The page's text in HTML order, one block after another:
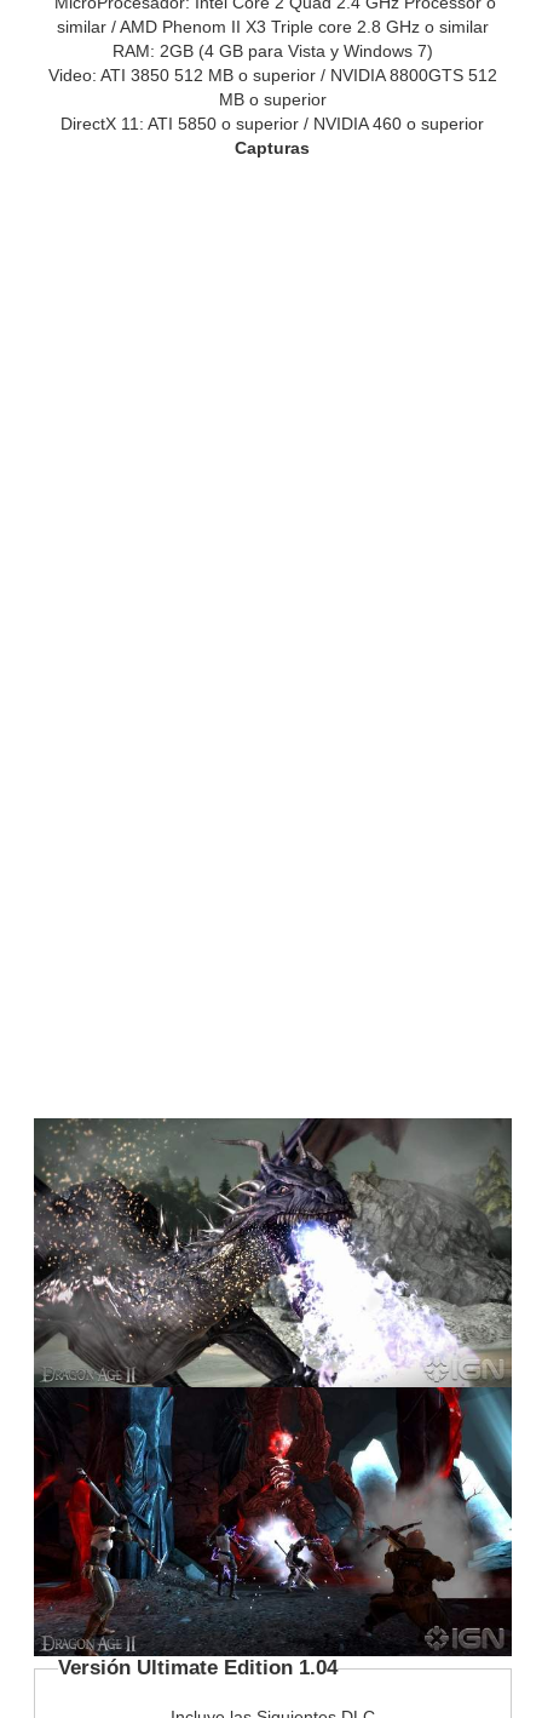
similar / AMD Phenom II X3 Triple core 2.8 GHz o similar
RAM: 2GB (4 GB para Vista y Windows 7)
Video: ATI 3850 512 MB o superior / NVIDIA 8800GTS 512
MB o superior
DirectX 11: ATI 5850 o superior / NVIDIA 460 o superior
Capturas
Versión Ultimate Edition 1.04
Incluye las Siguientes DLC
Mark of the Assassin
Legacy
The Black Emporium
The Exiled Prince
Signature Edition Rewards
The Deep Green
Pendant of the Morning Frost
The High Lords’ Belt
The Antivan Garrote
The Ring of Whispers
Mage Item Pack II
Rogue Item Pack II
Warrior Item Pack II
Mage Item Pack
Rogue Item Pack
Instrucciones de
Instalación